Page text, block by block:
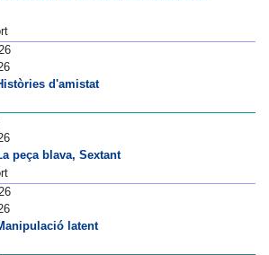
d'amistat
peça blava, Sextant
latent